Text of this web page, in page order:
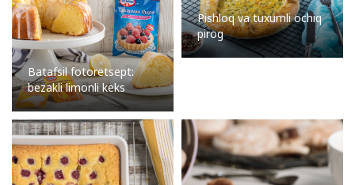
Batafsil fotoretsept:
bezakli limonli keks
Pishloq va tuxumli ochiq
pirog